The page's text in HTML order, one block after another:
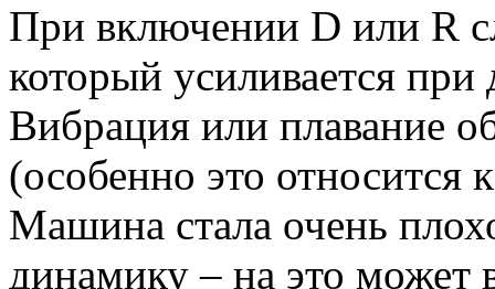
При включении D или R
который усиливается при
Вибрация или плавание
(особенно это относится
Машина стала очень
динамику – на это может